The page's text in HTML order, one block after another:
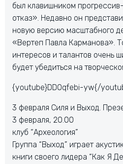
был клавишником
отказ». Недавно он
новую версию масштабного
«Вертеп Павла Карманова».
интересов и талантов очень
будет убедиться на
{youtube}DDOqfebi-yw{/
3 февраля Силя и Выход.
3 февраля, 20.00
клуб “Археология”
Группа “Выход” играет
книги своего лидера “Как Я